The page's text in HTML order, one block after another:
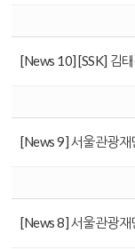
[News 10] [SSK] 김
[News 9] 서울관광재
[News 8] 서울관광재